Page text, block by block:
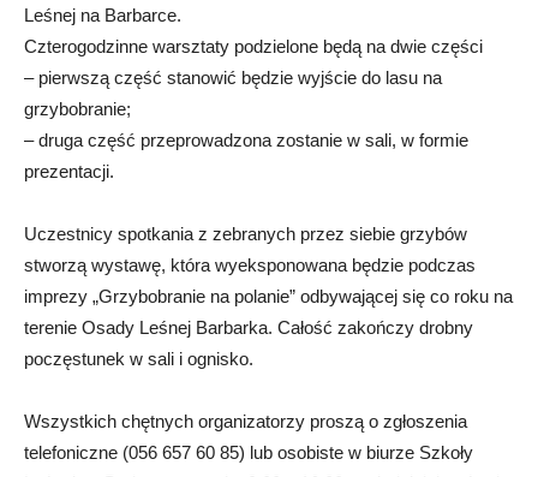
Leśnej na Barbarce.
Czterogodzinne warsztaty podzielone będą na dwie części
– pierwszą część stanowić będzie wyjście do lasu na
grzybobranie;
– druga część przeprowadzona zostanie w sali, w formie
prezentacji.
Uczestnicy spotkania z zebranych przez siebie grzybów
stworzą wystawę, która wyeksponowana będzie podczas
imprezy „Grzybobranie na polanie” odbywającej się co roku na
terenie Osady Leśnej Barbarka. Całość zakończy drobny
poczęstunek w sali i ognisko.
Wszystkich chętnych organizatorzy proszą o zgłoszenia
telefoniczne (056 657 60 85) lub osobiste w biurze Szkoły